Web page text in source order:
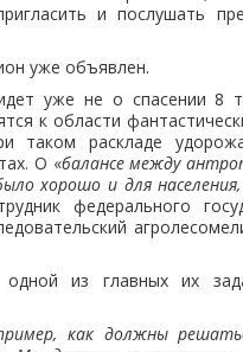
и послушать
уже объявлен.
уже не о спасении 8
к области
таком раскладе
О «балансе между
хорошо и для
федерального
из главных их
как должны